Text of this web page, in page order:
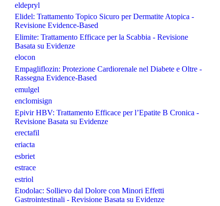
eldepryl
Elidel: Trattamento Topico Sicuro per Dermatite Atopica -
Revisione Evidence-Based
Elimite: Trattamento Efficace per la Scabbia - Revisione
Basata su Evidenze
elocon
Empagliflozin: Protezione Cardiorenale nel Diabete e Oltre -
Rassegna Evidence-Based
emulgel
enclomisign
Epivir HBV: Trattamento Efficace per l’Epatite B Cronica -
Revisione Basata su Evidenze
erectafil
eriacta
esbriet
estrace
estriol
Etodolac: Sollievo dal Dolore con Minori Effetti
Gastrointestinali - Revisione Basata su Evidenze